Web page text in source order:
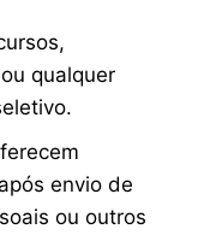
qualquer
envio de
ou outros